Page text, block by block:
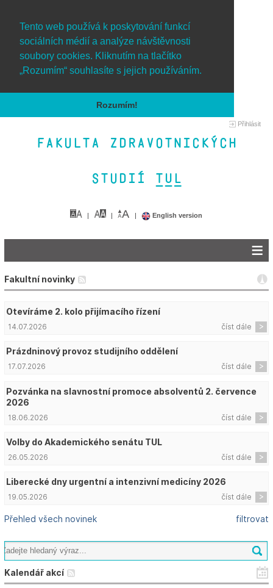
Tento web používá k poskytování funkcí
sociálních médií a analýze návštěvnosti
soubory cookies. Kliknutím na tlačítko
„Rozumím“ souhlasíte s jejich používáním.
Rozumím!
Přihlásit
Fakulta zdravotnických
studií TUL&
English version
Fakultní novinky
Otevíráme 2. kolo přijímacího řízení
číst dále
14.07.2026
Prázdninový provoz studijního oddělení
číst dále
17.07.2026
Pozvánka na slavnostní promoce absolventů 2. července
2026
číst dále
18.06.2026
Volby do Akademického senátu TUL
číst dále
26.05.2026
Liberecké dny urgentní a intenzivní medicíny 2026
číst dále
19.05.2026
Přehled všech novinek filtrovat
Kalendář akcí